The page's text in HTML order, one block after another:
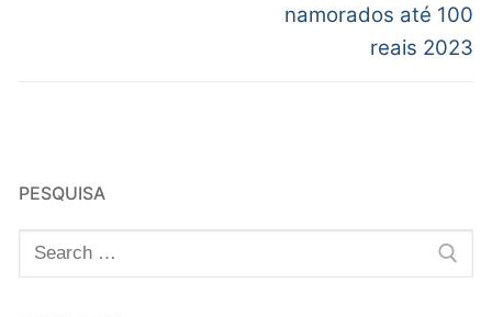
namorados até 100
reais 2023
PESQUISA